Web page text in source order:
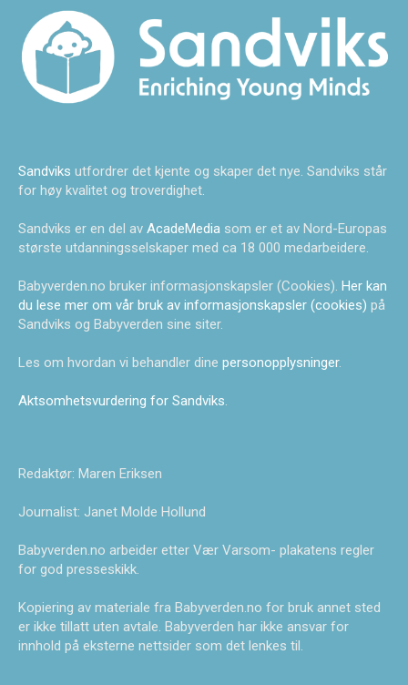
Sandviks utfordrer det kjente og skaper det nye. Sandviks står
for høy kvalitet og troverdighet.
Sandviks er en del av AcadeMedia som er et av Nord-Europas
største utdanningsselskaper med ca 18 000 medarbeidere.
Babyverden.no bruker informasjonskapsler (Cookies). Her kan
du lese mer om vår bruk av informasjonskapsler (cookies) på
Sandviks og Babyverden sine siter.
Les om hvordan vi behandler dine personopplysninger.
Aktsomhetsvurdering for Sandviks.
Redaktør: Maren Eriksen
Journalist: Janet Molde Hollund
Babyverden.no arbeider etter Vær Varsom- plakatens regler
for god presseskikk.
Kopiering av materiale fra Babyverden.no for bruk annet sted
er ikke tillatt uten avtale. Babyverden har ikke ansvar for
innhold på eksterne nettsider som det lenkes til.